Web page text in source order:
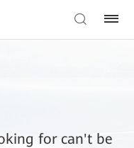
for can't be